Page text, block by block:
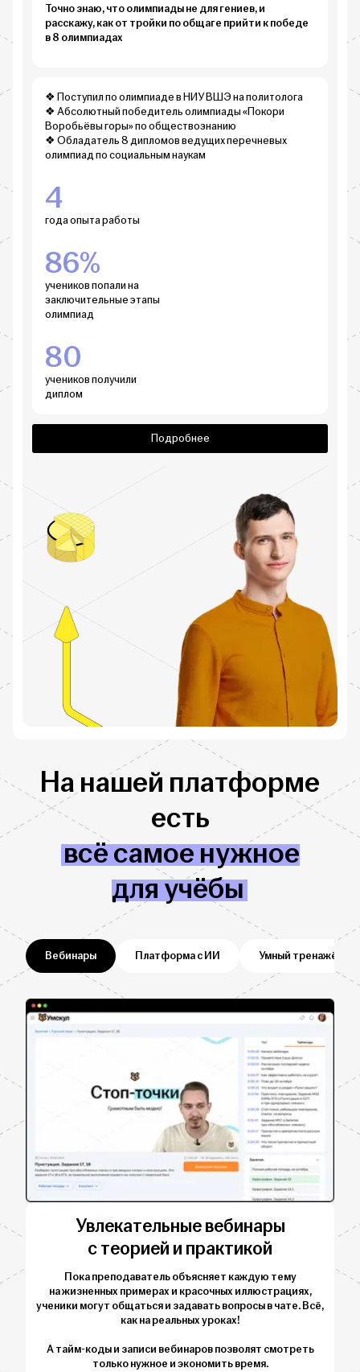
Точно знаю, что олимпиады не для гениев, и
расскажу, как от тройки по общаге прийти к победе
в 8 олимпиадах
❖ Поступил по олимпиаде в НИУ ВШЭ на политолога
❖ Абсолютный победитель олимпиады «Покори
Воробьёвы горы» по обществознанию
❖ Обладатель 8 дипломов ведущих перечневых
олимпиад по социальным наукам
4
года опыта работы
86%
учеников попали на
заключительные этапы
олимпиад
80
учеников получили
диплом
Подробнее
На нашей платформе
есть
всё самое нужное
для учёбы
Вебинары Платформа с ИИ Умный тренажёр
Увлекательные вебинары
с теорией и практикой
Пока преподаватель объясняет каждую тему
на жизненных примерах и красочных иллюстрациях,
ученики могут общаться и задавать вопросы в чате. Всё,
как на реальных уроках!
А тайм-коды и записи вебинаров позволят смотреть
только нужное и экономить время.